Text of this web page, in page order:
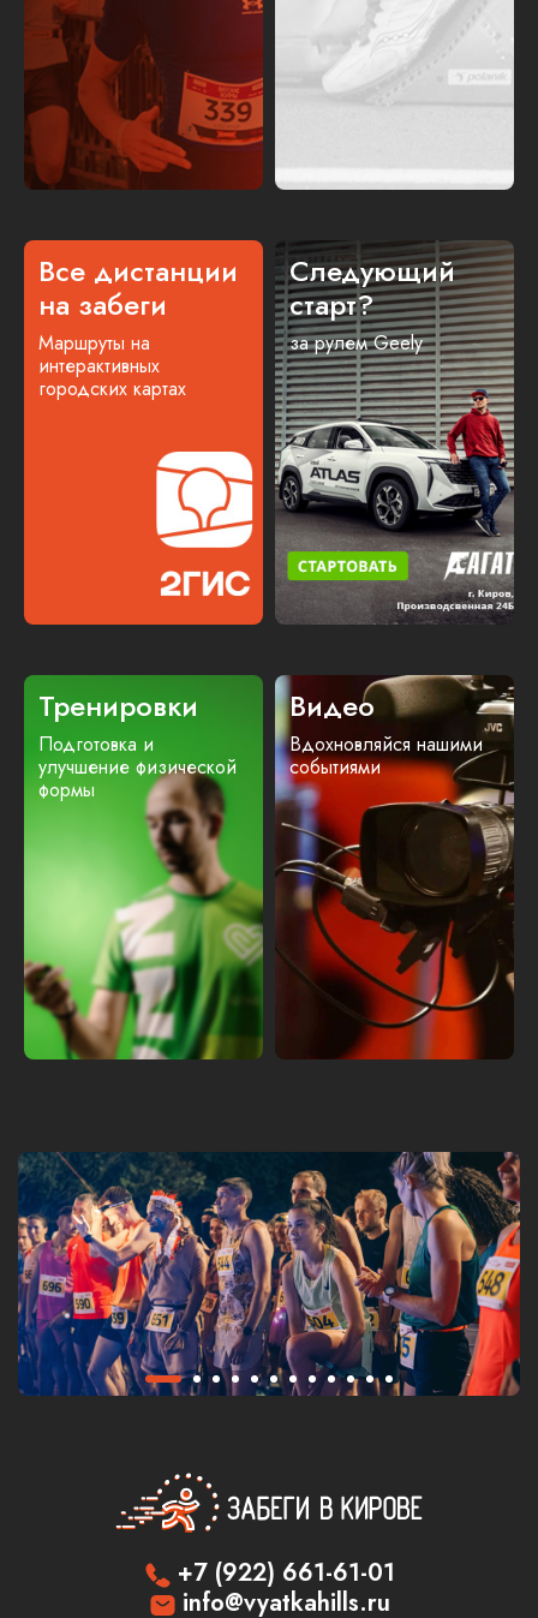
Все дистанции
на забеги
Маршруты на
интерактивных
городских картах
Следующий
старт?
за рулем Geely
Тренировки
Подготовка и
улучшение физической
формы
Видео
Вдохновляйся нашими
событиями
+7 (922) 661-61-01
info@vyatkahills.ru